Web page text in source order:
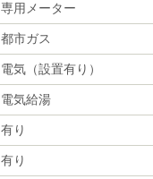
専用メーター
都市ガス
電気（設置有り）
電気給湯
有り
有り